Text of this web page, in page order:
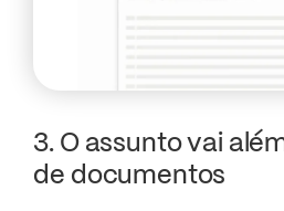
3. O assunto vai
de documentos